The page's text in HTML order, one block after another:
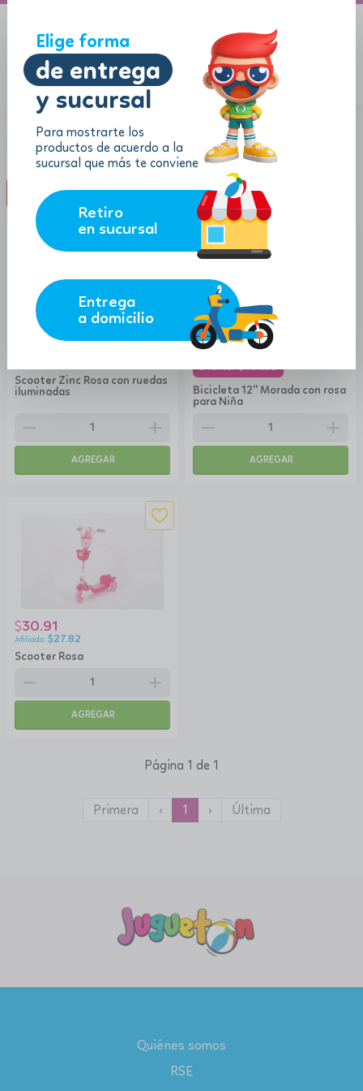
Elige forma
de entrega
y sucursal
Para mostrarte los
productos de acuerdo a la
sucursal que más te conviene
Retiro
en sucursal
Entrega
a domicilio
Categoría: Diversión al exterior
Niñas
FILTROS (0)
Scooter Zinc Rosa con ruedas
iluminadas
remove add
AGREGAR
-40%
Bicicleta 12'' Morada con rosa
para Niña
$168.99
$101.39
remove add
AGREGAR
Scooter Rosa
$30.91
$27.82
remove add
AGREGAR
Página 1 de 1
Primera ‹ 1 › Última
Quiénes somos
RSE